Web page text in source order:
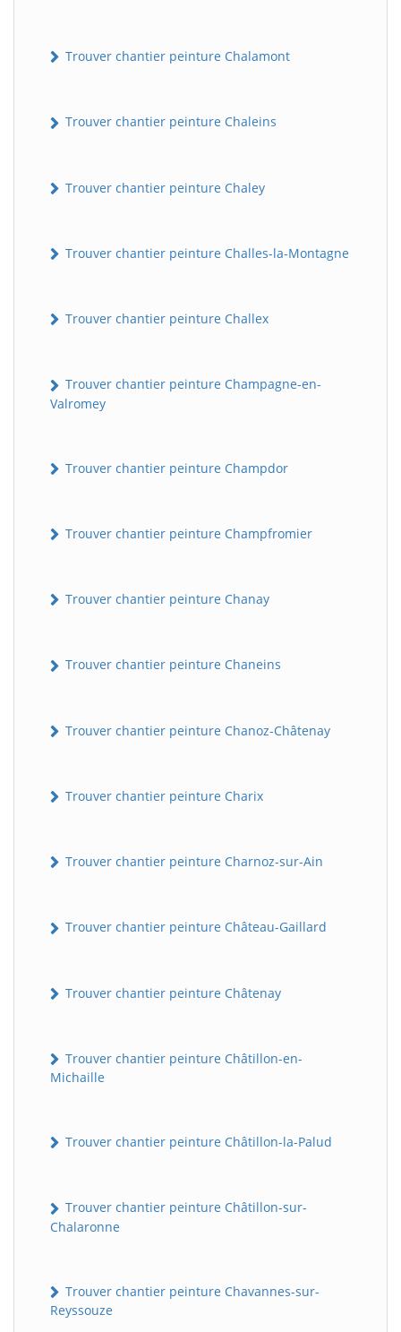
Trouver chantier peinture Chalamont
Trouver chantier peinture Chaleins
Trouver chantier peinture Chaley
Trouver chantier peinture Challes-la-Montagne
Trouver chantier peinture Challex
Trouver chantier peinture Champagne-en-
Valromey
Trouver chantier peinture Champdor
Trouver chantier peinture Champfromier
Trouver chantier peinture Chanay
Trouver chantier peinture Chaneins
Trouver chantier peinture Chanoz-Châtenay
Trouver chantier peinture Charix
Trouver chantier peinture Charnoz-sur-Ain
Trouver chantier peinture Château-Gaillard
Trouver chantier peinture Châtenay
Trouver chantier peinture Châtillon-en-
Michaille
Trouver chantier peinture Châtillon-la-Palud
Trouver chantier peinture Châtillon-sur-
Chalaronne
Trouver chantier peinture Chavannes-sur-
Reyssouze